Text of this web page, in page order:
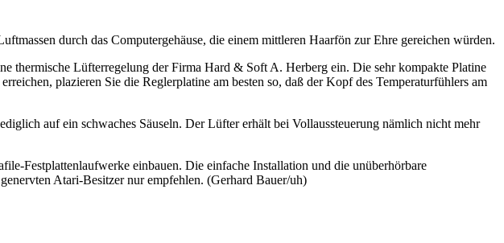
durch das Computergehäuse, die einem mittleren Haarfön zur Ehre gereichen würden.
thermische Lüfterregelung der Firma Hard & Soft A. Herberg ein. Die sehr kompakte Platine
plazieren Sie die Reglerplatine am besten so, daß der Kopf des Temperaturfühlers am
auf ein schwaches Säuseln. Der Lüfter erhält bei Vollaussteuerung nämlich nicht mehr
Festplattenlaufwerke einbauen. Die einfache Installation und die unüberhörbare
Atari-Besitzer nur empfehlen. (Gerhard Bauer/uh)